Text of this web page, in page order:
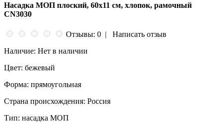
Насадка МОП плоский, 60х11 см, хлопок, рамочный
CN3030
Отзывы: 0 |
Написать отзыв
Наличие: Нет в наличии
Цвет: бежевый
Форма: прямоугольная
Страна происхождения: Россия
Тип: насадка МОП